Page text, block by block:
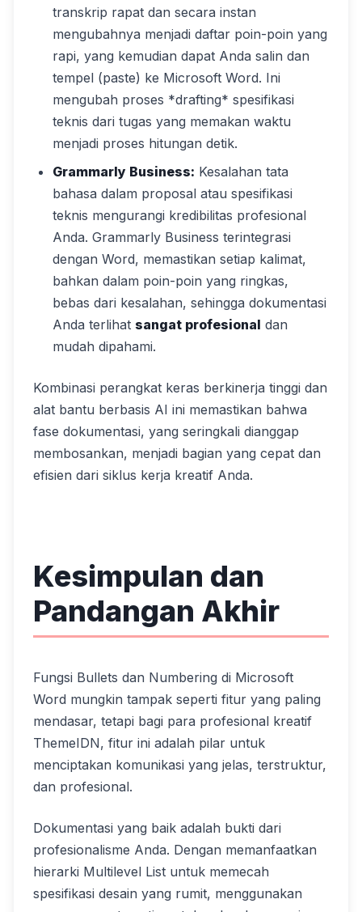
transkrip rapat dan secara instan
mengubahnya menjadi daftar poin-poin yang
rapi, yang kemudian dapat Anda salin dan
tempel (paste) ke Microsoft Word. Ini
mengubah proses *drafting* spesifikasi
teknis dari tugas yang memakan waktu
menjadi proses hitungan detik.
Grammarly Business: Kesalahan tata
bahasa dalam proposal atau spesifikasi
teknis mengurangi kredibilitas profesional
Anda. Grammarly Business terintegrasi
dengan Word, memastikan setiap kalimat,
bahkan dalam poin-poin yang ringkas,
bebas dari kesalahan, sehingga dokumentasi
Anda terlihat sangat profesional dan
mudah dipahami.
Kombinasi perangkat keras berkinerja tinggi dan
alat bantu berbasis AI ini memastikan bahwa
fase dokumentasi, yang seringkali dianggap
membosankan, menjadi bagian yang cepat dan
efisien dari siklus kerja kreatif Anda.
Kesimpulan dan
Pandangan Akhir
Fungsi Bullets dan Numbering di Microsoft
Word mungkin tampak seperti fitur yang paling
mendasar, tetapi bagi para profesional kreatif
ThemeIDN, fitur ini adalah pilar untuk
menciptakan komunikasi yang jelas, terstruktur,
dan profesional.
Dokumentasi yang baik adalah bukti dari
profesionalisme Anda. Dengan memanfaatkan
hierarki Multilevel List untuk memecah
spesifikasi desain yang rumit, menggunakan